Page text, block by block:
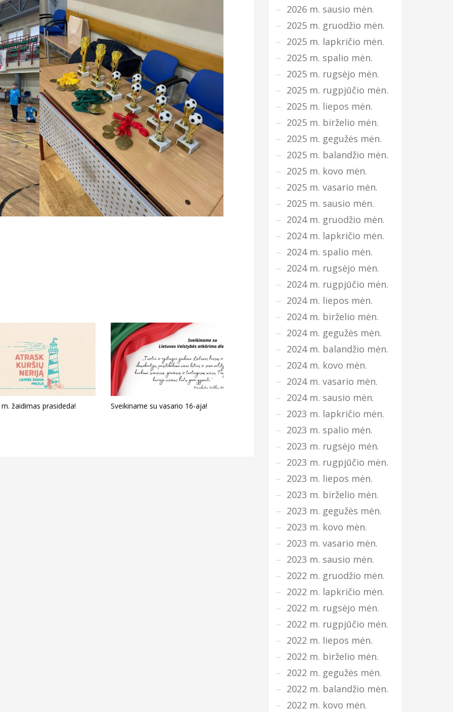
žaidimas prasideda! Sveikiname su vasario 16-aja!
2026 m. sausio mėn.
2025 m. gruodžio mėn.
2025 m. lapkričio mėn.
2025 m. spalio mėn.
2025 m. rugsėjo mėn.
2025 m. rugpjūčio mėn.
2025 m. liepos mėn.
2025 m. birželio mėn.
2025 m. gegužės mėn.
2025 m. balandžio mėn.
2025 m. kovo mėn.
2025 m. vasario mėn.
2025 m. sausio mėn.
2024 m. gruodžio mėn.
2024 m. lapkričio mėn.
2024 m. spalio mėn.
2024 m. rugsėjo mėn.
2024 m. rugpjūčio mėn.
2024 m. liepos mėn.
2024 m. birželio mėn.
2024 m. gegužės mėn.
2024 m. balandžio mėn.
2024 m. kovo mėn.
2024 m. vasario mėn.
2024 m. sausio mėn.
2023 m. lapkričio mėn.
2023 m. spalio mėn.
2023 m. rugsėjo mėn.
2023 m. rugpjūčio mėn.
2023 m. liepos mėn.
2023 m. birželio mėn.
2023 m. gegužės mėn.
2023 m. kovo mėn.
2023 m. vasario mėn.
2023 m. sausio mėn.
2022 m. gruodžio mėn.
2022 m. lapkričio mėn.
2022 m. rugsėjo mėn.
2022 m. rugpjūčio mėn.
2022 m. liepos mėn.
2022 m. birželio mėn.
2022 m. gegužės mėn.
2022 m. balandžio mėn.
2022 m. kovo mėn.